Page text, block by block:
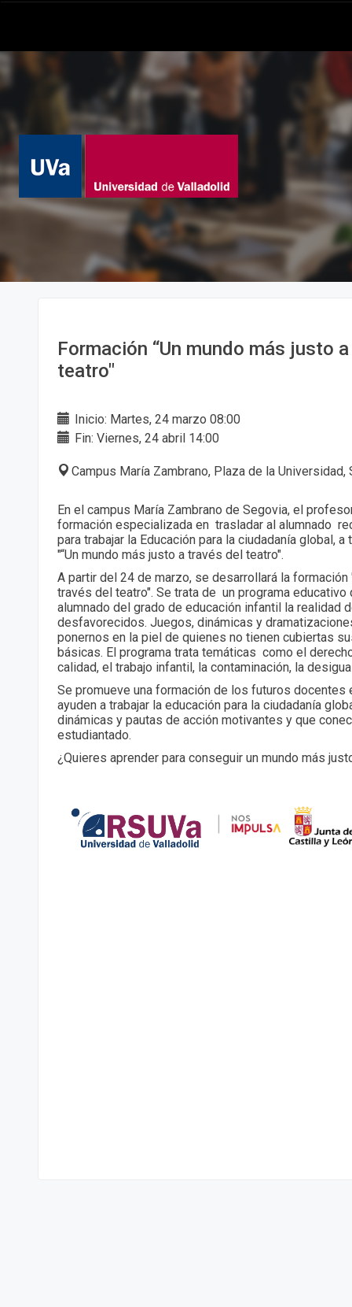
Formación “Un mundo más justo
teatro"
Inicio: Martes, 24 marzo 08:00
Fin: Viernes, 24 abril 14:00
Campus María Zambrano, Plaza de la Universidad,
En el campus María Zambrano de Segovia, el
formación especializada en trasladar al alumnado
para trabajar la Educación para la ciudadanía global,
"“Un mundo más justo a través del teatro".
A partir del 24 de marzo, se desarrollará la formación
través del teatro". Se trata de un programa educativo
alumnado del grado de educación infantil la realidad
desfavorecidos. Juegos, dinámicas y
ponernos en la piel de quienes no tienen cubiertas
básicas. El programa trata temáticas como el
calidad, el trabajo infantil, la contaminación, la
Se promueve una formación de los futuros docentes
ayuden a trabajar la educación para la ciudadanía
dinámicas y pautas de acción motivantes y que
estudiantado.
¿Quieres aprender para conseguir un mundo más